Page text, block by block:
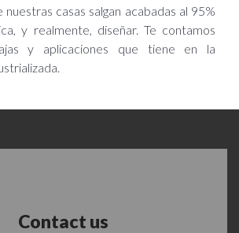
casas salgan acabadas al 95%
y realmente, diseñar. Te contamos
y aplicaciones que tiene en la
Contact us